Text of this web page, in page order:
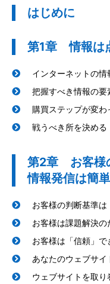
はじめに
第1章 情報は
インターネットの情
把握すべき情報の
購買ステップが変わ
戦うべき所を決める
第2章 お客様
情報発信は簡単
お客様の判断基準は
お客様は課題解決
お客様は「信頼」
あなたのウェブサ
ウェブサイトを取り